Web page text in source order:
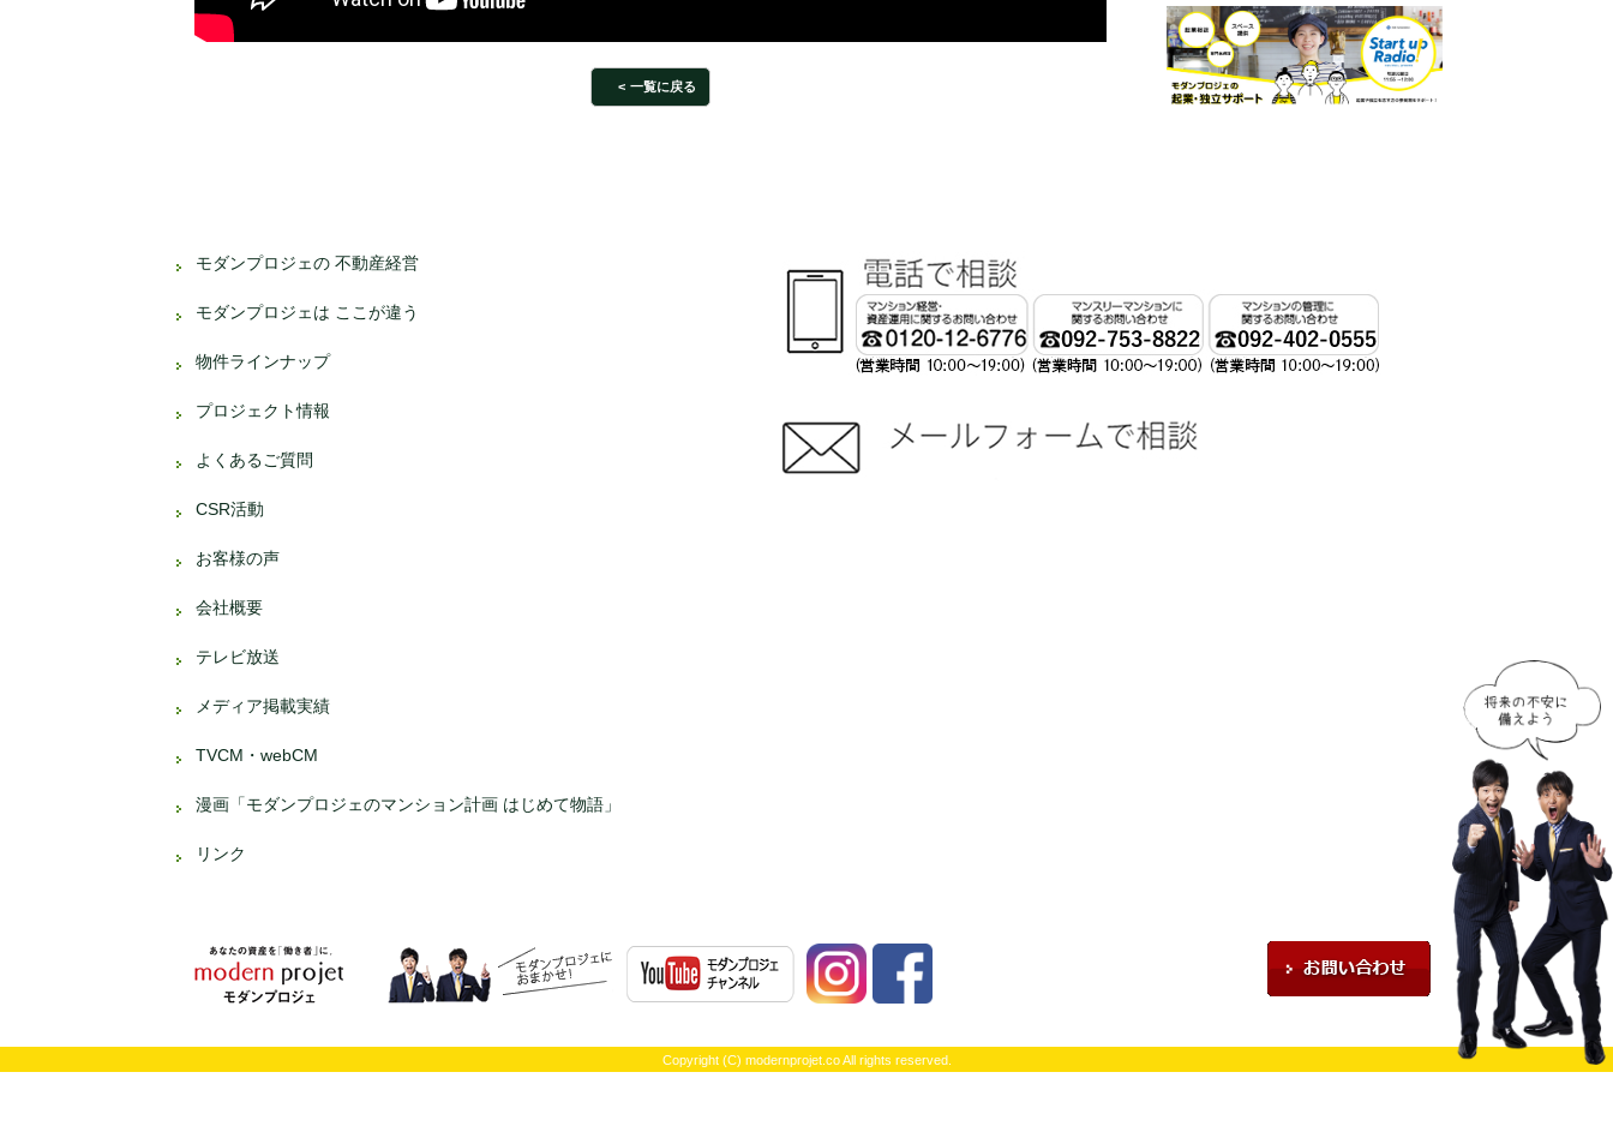
一覧に戻る
モダンプロジェの 不動産経営
モダンプロジェは ここが違う
物件ラインナップ
プロジェクト情報
よくあるご質問
CSR活動
お客様の声
会社概要
テレビ放送
メディア掲載実績
TVCM・webCM
漫画「モダンプロジェのマンション計画 はじめて物語」
リンク
資産運用、不動産投資ならモダンプロジェへ！！ | 不動産投資、不動産経営のことならモダンプロジェにお任せください！
Copyright (C) modernprojet.co All rights reserved.